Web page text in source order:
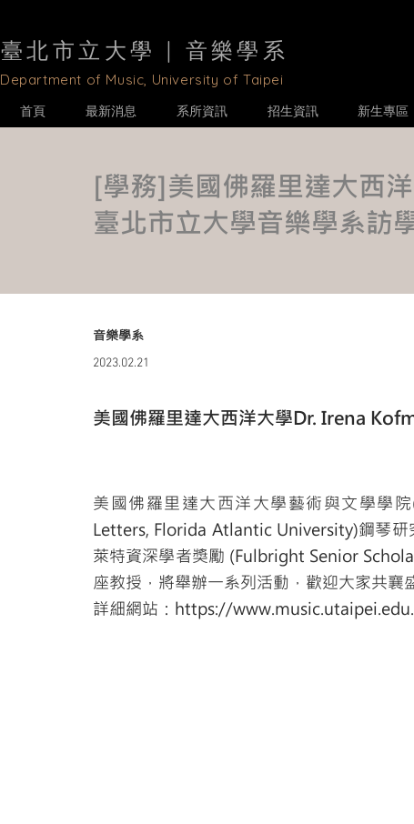
Department of Music, University of Taipei
臺北市立大學 | 音樂學 系
首頁 最新消息 系所資訊 招生資訊 新生專區
[學務]美國佛羅里達大西
臺北市立大學音樂學系訪
音樂學系
2023.02.21
美國佛羅里達大西洋大學Dr. Irena
美國佛羅里達大西洋大學藝術與文學學
Letters, Florida Atlantic University)鋼琴
萊特資深學者獎勵 (Fulbright Senior
座教授，將舉辦一系列活動，歡迎大家共襄
詳細網站： https://